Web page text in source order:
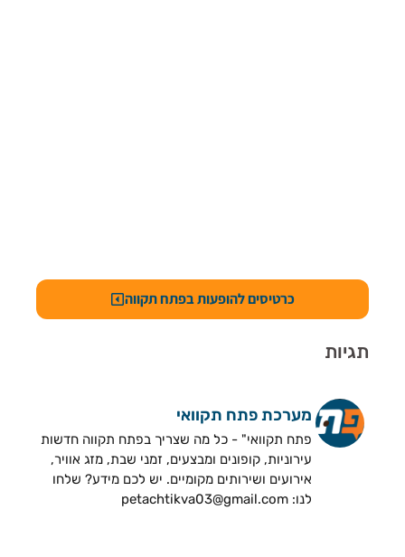
כרטיסים להופעות בפתח תקווה
תגיות
מערכת פתח תקוואי
פתח תקוואי" - כל מה שצריך בפתח תקווה חדשות
עירוניות, קופונים ומבצעים, זמני שבת, מזג אוויר,
אירועים ושירותים מקומיים. יש לכם מידע? שלחו
לנו: petachtikva03@gmail.com